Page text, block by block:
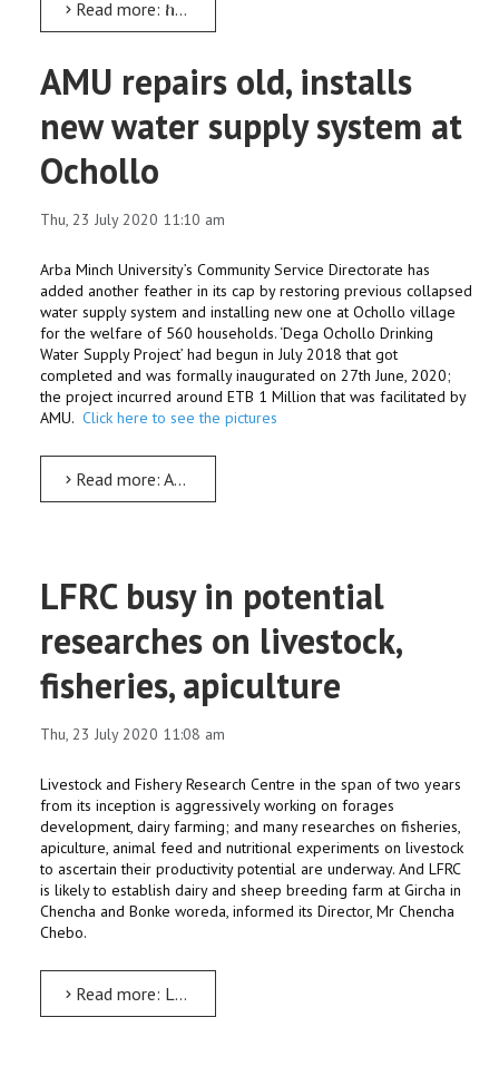
Read more: ከአርባ ምንጭ ዩኒቨርሲቲ ፕሬዝደንት የተላለፈ መልዕክት
AMU repairs old, installs
new water supply system at
Ochollo
Thu, 23 July 2020 11:10 am
Arba Minch University’s Community Service Directorate has
added another feather in its cap by restoring previous collapsed
water supply system and installing new one at Ochollo village
for the welfare of 560 households. ‘Dega Ochollo Drinking
Water Supply Project’ had begun in July 2018 that got
completed and was formally inaugurated on 27th June, 2020;
the project incurred around ETB 1 Million that was facilitated by
AMU. Click here to see the pictures
Read more: AMU repairs old, installs new water supply system at Ochollo
LFRC busy in potential
researches on livestock,
fisheries, apiculture
Thu, 23 July 2020 11:08 am
Livestock and Fishery Research Centre in the span of two years
from its inception is aggressively working on forages
development, dairy farming; and many researches on fisheries,
apiculture, animal feed and nutritional experiments on livestock
to ascertain their productivity potential are underway. And LFRC
is likely to establish dairy and sheep breeding farm at Gircha in
Chencha and Bonke woreda, informed its Director, Mr Chencha
Chebo.
Read more: LFRC busy in potential researches on livestock, fisheries, apiculture